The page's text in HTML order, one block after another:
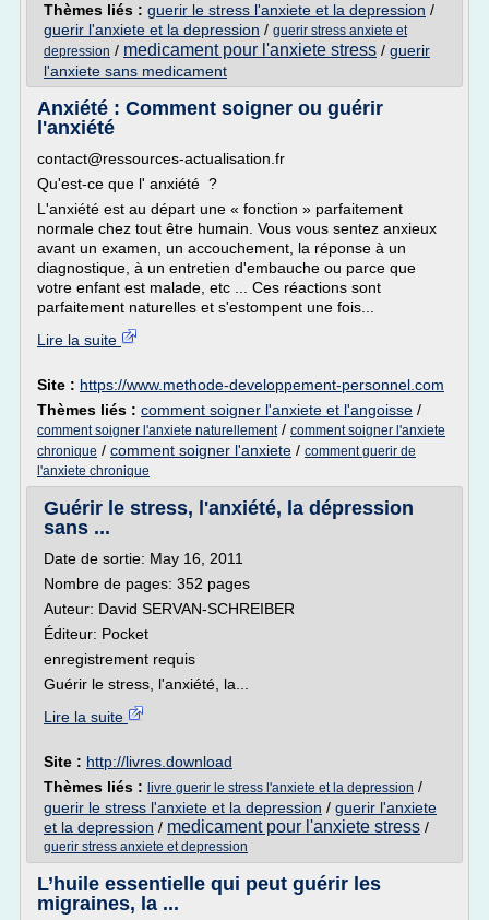
Thèmes liés : guerir le stress l'anxiete et la depression /
guerir l'anxiete et la depression / guerir stress anxiete et
depression / medicament pour l'anxiete stress / guerir
l'anxiete sans medicament
Anxiété : Comment soigner ou guérir
l'anxiété
contact@ressources-actualisation.fr
Qu'est-ce que l' anxiété ?
L'anxiété est au départ une « fonction » parfaitement
normale chez tout être humain. Vous vous sentez anxieux
avant un examen, un accouchement, la réponse à un
diagnostique, à un entretien d'embauche ou parce que
votre enfant est malade, etc ... Ces réactions sont
parfaitement naturelles et s'estompent une fois...
Lire la suite
Site : https://www.methode-developpement-personnel.com
Thèmes liés : comment soigner l'anxiete et l'angoisse /
comment soigner l'anxiete naturellement/ comment soigner l'anxiete
chronique / comment soigner l'anxiete / comment guerir de
l'anxiete chronique
Guérir le stress, l'anxiété, la dépression
sans ...
Date de sortie: May 16, 2011
Nombre de pages: 352 pages
Auteur: David SERVAN-SCHREIBER
Éditeur: Pocket
enregistrement requis
Guérir le stress, l'anxiété, la...
Lire la suite
Site : http://livres.download
Thèmes liés : livre guerir le stress l'anxiete et la depression /
guerir le stress l'anxiete et la depression / guerir l'anxiete
et la depression / medicament pour l'anxiete stress /
guerir stress anxiete et depression
L’huile essentielle qui peut guérir les
migraines, la ...